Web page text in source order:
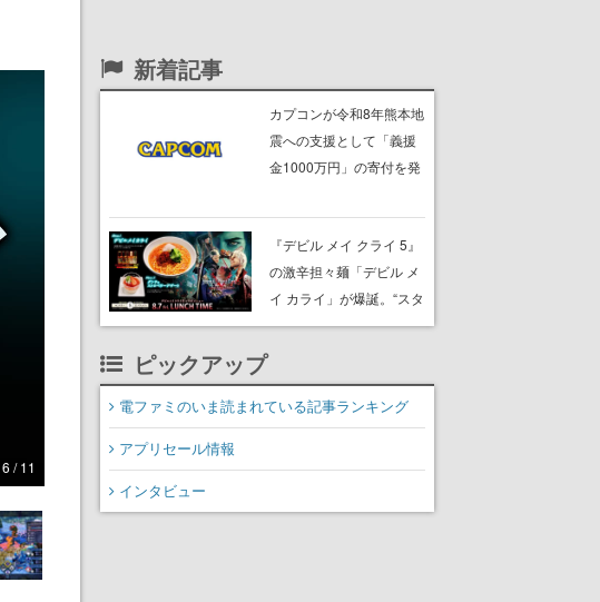
6 / 11
新着記事
カプコンが令和8年熊本地
震への支援として「義援
金1000万円」の寄付を発
『デビル メイ クライ 5』
の激辛担々麺「デビル メ
イ カライ」が爆誕。“スタ
イリッシュに完食しまし
ピックアップ
電ファミのいま読まれている記事ランキング
アプリセール情報
インタビュー